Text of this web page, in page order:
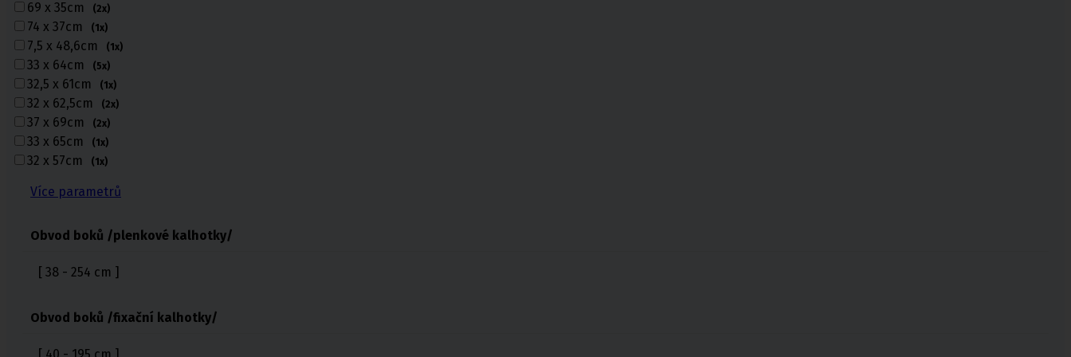
Zdravotní kompresivní punčochy
II. kompresní třída
Pomůcky pro
Pomůcky pro seniory
Pomůcky do koupelny a wc
69 x 35cm (2x)
74 x 37cm (1x)
7,5 x 48,6cm (1x)
33 x 64cm (5x)
32,5 x 61cm (1x)
32 x 62,5cm (2x)
37 x 69cm (2x)
33 x 65cm (1x)
32 x 57cm (1x)
Více parametrů
Obvod boků /plenkové kalhotky/
[ 38 - 254 cm ]
Obvod boků /fixační kalhotky/